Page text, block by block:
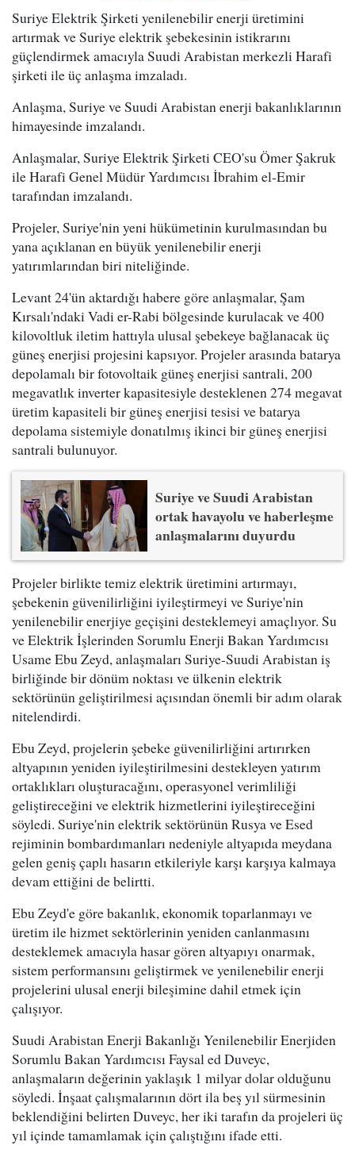
Suriye Elektrik Şirketi yenilenebilir enerji üretimini
artırmak ve Suriye elektrik şebekesinin istikrarını
güçlendirmek amacıyla Suudi Arabistan merkezli Harafi
şirketi ile üç anlaşma imzaladı.
Anlaşma, Suriye ve Suudi Arabistan enerji bakanlıklarının
himayesinde imzalandı.
Anlaşmalar, Suriye Elektrik Şirketi CEO'su Ömer Şakruk
ile Harafi Genel Müdür Yardımcısı İbrahim el-Emir
tarafından imzalandı.
Projeler, Suriye'nin yeni hükümetinin kurulmasından bu
yana açıklanan en büyük yenilenebilir enerji
yatırımlarından biri niteliğinde.
Levant 24'ün aktardığı habere göre anlaşmalar, Şam
Kırsalı'ndaki Vadi er-Rabi bölgesinde kurulacak ve 400
kilovoltluk iletim hattıyla ulusal şebekeye bağlanacak üç
güneş enerjisi projesini kapsıyor. Projeler arasında batarya
depolamalı bir fotovoltaik güneş enerjisi santrali, 200
megavatlık inverter kapasitesiyle desteklenen 274 megavat
üretim kapasiteli bir güneş enerjisi tesisi ve batarya
depolama sistemiyle donatılmış ikinci bir güneş enerjisi
santrali bulunuyor.
Suriye ve Suudi Arabistan
ortak havayolu ve haberleşme
anlaşmalarını duyurdu
Projeler birlikte temiz elektrik üretimini artırmayı,
şebekenin güvenilirliğini iyileştirmeyi ve Suriye'nin
yenilenebilir enerjiye geçişini desteklemeyi amaçlıyor. Su
ve Elektrik İşlerinden Sorumlu Enerji Bakan Yardımcısı
Usame Ebu Zeyd, anlaşmaları Suriye-Suudi Arabistan iş
birliğinde bir dönüm noktası ve ülkenin elektrik
sektörünün geliştirilmesi açısından önemli bir adım olarak
nitelendirdi.
Ebu Zeyd, projelerin şebeke güvenilirliğini artırırken
altyapının yeniden iyileştirilmesini destekleyen yatırım
ortaklıkları oluşturacağını, operasyonel verimliliği
geliştireceğini ve elektrik hizmetlerini iyileştireceğini
söyledi. Suriye'nin elektrik sektörünün Rusya ve Esed
rejiminin bombardımanları nedeniyle altyapıda meydana
gelen geniş çaplı hasarın etkileriyle karşı karşıya kalmaya
devam ettiğini de belirtti.
Ebu Zeyd'e göre bakanlık, ekonomik toparlanmayı ve
üretim ile hizmet sektörlerinin yeniden canlanmasını
desteklemek amacıyla hasar gören altyapıyı onarmak,
sistem performansını geliştirmek ve yenilenebilir enerji
projelerini ulusal enerji bileşimine dahil etmek için
çalışıyor.
Suudi Arabistan Enerji Bakanlığı Yenilenebilir Enerjiden
Sorumlu Bakan Yardımcısı Faysal ed Duveyc,
anlaşmaların değerinin yaklaşık 1 milyar dolar olduğunu
söyledi. İnşaat çalışmalarının dört ila beş yıl sürmesinin
beklendiğini belirten Duveyc, her iki tarafın da projeleri üç
yıl içinde tamamlamak için çalıştığını ifade etti.